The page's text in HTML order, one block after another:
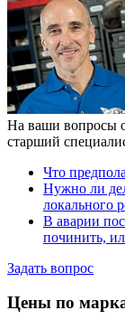
На ваши вопросы
старший
Что
Нужно ли
локального
В аварии
починить,
Задать вопрос
Цены по